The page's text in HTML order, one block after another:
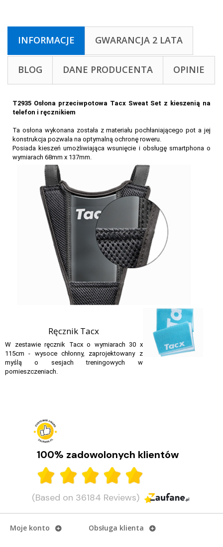
INFORMACJE GWARANCJA 2 LATA
BLOG DANE PRODUCENTA OPINIE
T2935 Osłona przeciwpotowa Tacx Sweat Set z kieszenią na
telefon i ręcznikiem
Ta osłona wykonana została z materiału pochłaniającego pot a jej
konstrukcja pozwala na optymalną ochronę roweru.
Posiada kieszeń umożliwiająca wsunięcie i obsługę smartphona o
wymiarach 68mm x 137mm.
Ręcznik Tacx
W zestawie ręcznik Tacx o wymiarach 30 x
115cm - wysoce chłonny, zaprojektowany z
myślą o sesjach treningowych w
pomieszczeniach.
Sezon rowerowy dobiega końca, ale to nie oznacza przerwy w
treningach! Dzięki trenażerowi możesz ćwiczyć w domu niezależnie od
pogody. Sprawdź, jaki model wybrać na początek...
CZYTAJ DALEJ
100% zadowolonych klientów
(Based on 36184 Reviews)
Moje konto Obsługa klienta